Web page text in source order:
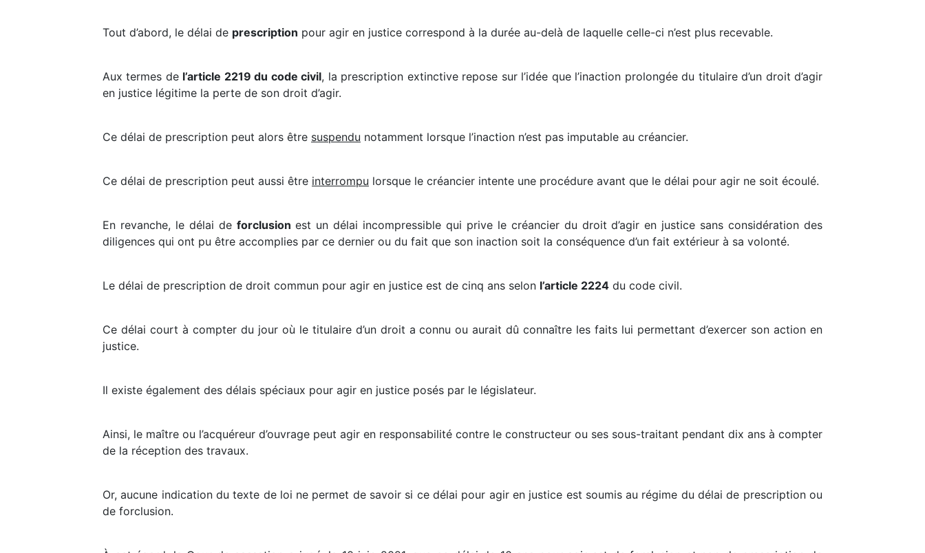
Tout d’abord, le délai de prescription pour agir en justice correspond à la durée au-delà de laquelle celle-ci n’est plus recevable.
Aux termes de l’article 2219 du code civil, la prescription extinctive repose sur l’idée que l’inaction prolongée du titulaire d’un droit d’agir
en justice légitime la perte de son droit d’agir.
Ce délai de prescription peut alors être suspendu notamment lorsque l’inaction n’est pas imputable au créancier.
Ce délai de prescription peut aussi être interrompu lorsque le créancier intente une procédure avant que le délai pour agir ne soit écoulé.
En revanche, le délai de forclusion est un délai incompressible qui prive le créancier du droit d’agir en justice sans considération des
diligences qui ont pu être accomplies par ce dernier ou du fait que son inaction soit la conséquence d’un fait extérieur à sa volonté.
Le délai de prescription de droit commun pour agir en justice est de cinq ans selon l’article 2224 du code civil.
Ce délai court à compter du jour où le titulaire d’un droit a connu ou aurait dû connaître les faits lui permettant d’exercer son action en
justice.
Il existe également des délais spéciaux pour agir en justice posés par le législateur.
Ainsi, le maître ou l’acquéreur d’ouvrage peut agir en responsabilité contre le constructeur ou ses sous-traitant pendant dix ans à compter
de la réception des travaux.
Or, aucune indication du texte de loi ne permet de savoir si ce délai pour agir en justice est soumis au régime du délai de prescription ou
de forclusion.